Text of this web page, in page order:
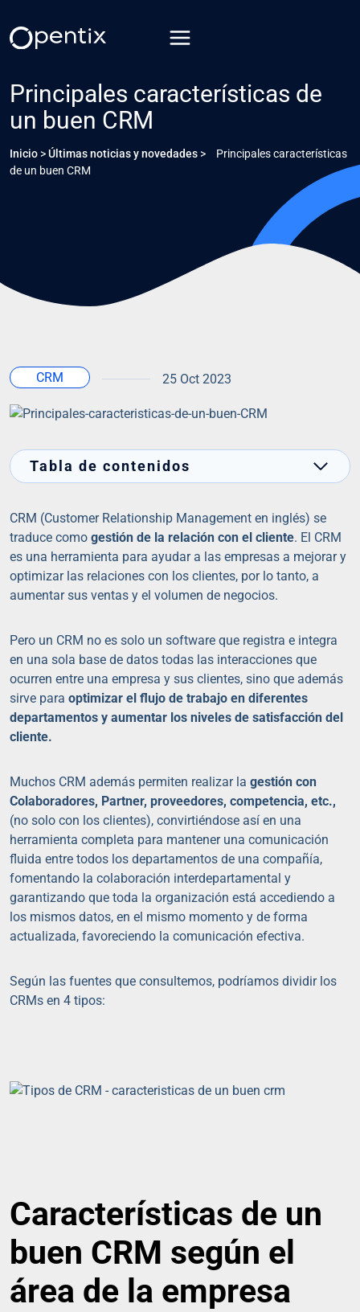
contenido
Principales características de
un buen CRM
Inicio >Últimas noticias y novedades >
Principales características
de un buen CRM
CRM 25 Oct 2023
Tabla de contenidos
CRM (Customer Relationship Management en inglés) se
traduce como gestión de la relación con el cliente. El CRM
es una herramienta para ayudar a las empresas a mejorar y
optimizar las relaciones con los clientes, por lo tanto, a
aumentar sus ventas y el volumen de negocios.
Pero un CRM no es solo un software que registra e integra
en una sola base de datos todas las interacciones que
ocurren entre una empresa y sus clientes, sino que además
sirve para optimizar el flujo de trabajo en diferentes
departamentos y aumentar los niveles de satisfacción del
cliente.
Muchos CRM además permiten realizar la gestión con
Colaboradores, Partner, proveedores, competencia, etc.,
(no solo con los clientes), convirtiéndose así en una
herramienta completa para mantener una comunicación
fluida entre todos los departamentos de una compañía,
fomentando la colaboración interdepartamental y
garantizando que toda la organización está accediendo a
los mismos datos, en el mismo momento y de forma
actualizada, favoreciendo la comunicación efectiva.
Según las fuentes que consultemos, podríamos dividir los
CRMs en 4 tipos:
Características de un
buen CRM según el
área de la empresa